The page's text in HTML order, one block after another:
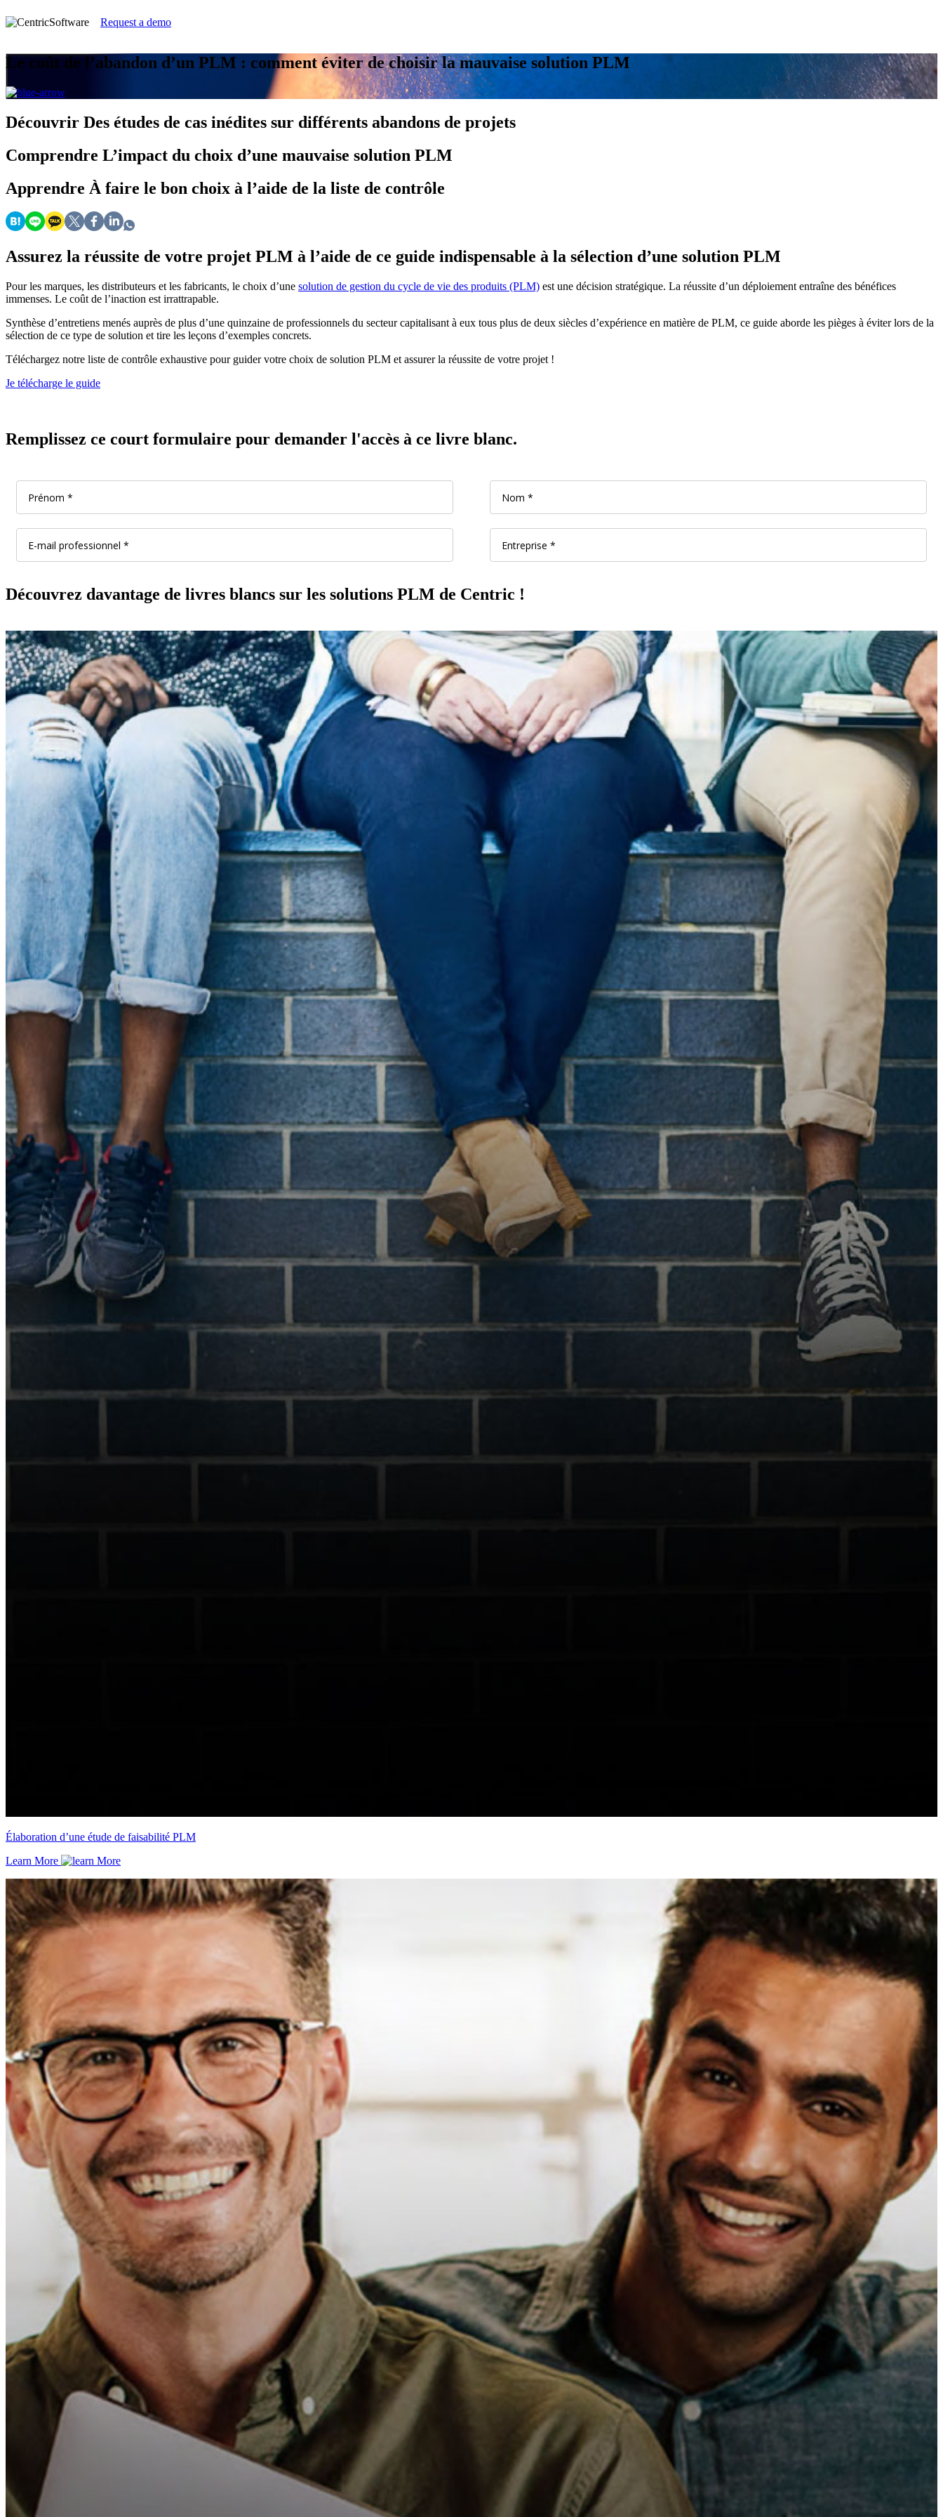
Request a demo
Le coût de l’abandon d’un PLM : comment éviter de choisir la mauvaise solution PLM
Découvrir Des études de cas inédites sur différents abandons de projets
Comprendre L’impact du choix d’une mauvaise solution PLM
Apprendre À faire le bon choix à l’aide de la liste de contrôle
Assurez la réussite de votre projet PLM à l’aide de ce guide indispensable à la sélection d’une solution PLM
Pour les marques, les distributeurs et les fabricants, le choix d’une solution de gestion du cycle de vie des produits (PLM) est une décision stratégique. La réussite d’un déploiement entraîne des bénéfices
immenses. Le coût de l’inaction est irrattrapable.
Synthèse d’entretiens menés auprès de plus d’une quinzaine de professionnels du secteur capitalisant à eux tous plus de deux siècles d’expérience en matière de PLM, ce guide aborde les pièges à éviter lors de la
sélection de ce type de solution et tire les leçons d’exemples concrets.
Téléchargez notre liste de contrôle exhaustive pour guider votre choix de solution PLM et assurer la réussite de votre projet !
Je télécharge le guide
Remplissez ce court formulaire pour demander l'accès à ce livre blanc.
Découvrez davantage de livres blancs sur les solutions PLM de Centric !
Élaboration d’une étude de faisabilité PLM
Learn More